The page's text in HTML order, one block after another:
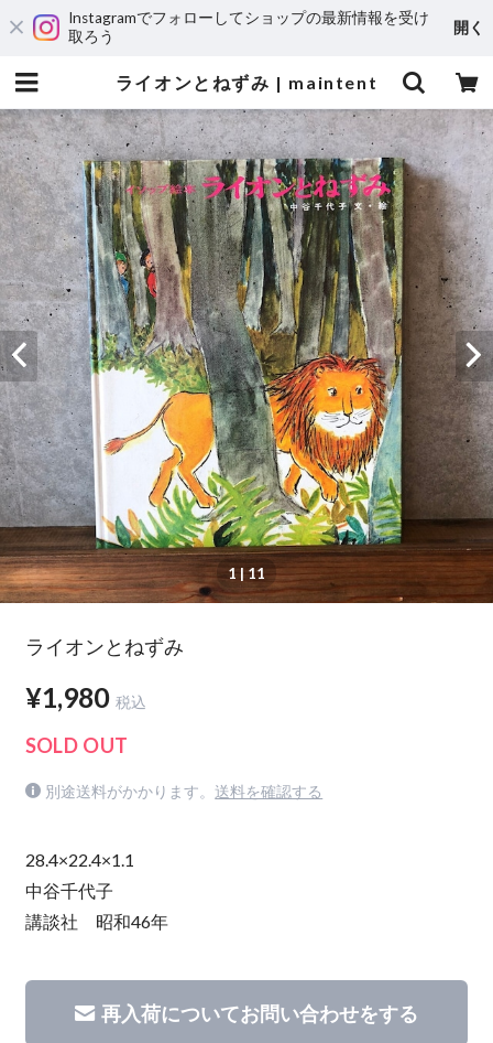
Instagramでフォローしてショップの最新情報を受け
取ろう
開く
ライオンとねずみ | maintent
1| 11
ライオンとねずみ
¥1,980 税込
SOLD OUT
別途送料がかかります。 送料を確認する
28.4×22.4×1.1
中谷千代子
講談社 昭和46年
再入荷についてお問い合わせをする